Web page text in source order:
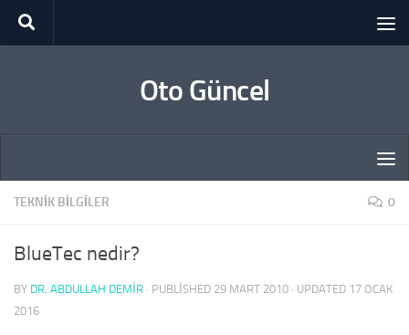
Skip to content
Oto Güncel
TEKNIK BILGILER 0
BlueTec nedir?
BY DR. ABDULLAH DEMİR · PUBLISHED 29 MART 2010 · UPDATED 17 OCAK
2016